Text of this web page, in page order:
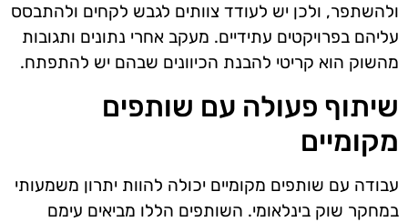
ולהשתפר, ולכן יש לעודד צוותים לגבש לקחים ולהתבסס
עליהם בפרויקטים עתידיים. מעקב אחרי נתונים ותגובות
מהשוק הוא קריטי להבנת הכיוונים שבהם יש להתפתח.
שיתוף פעולה עם שותפים
מקומיים
עבודה עם שותפים מקומיים יכולה להוות יתרון משמעותי
במחקר שוק בינלאומי. השותפים הללו מביאים עימם